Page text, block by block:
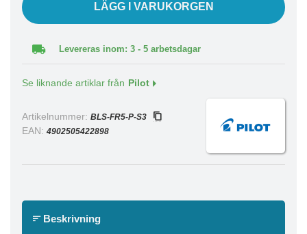
LÄGG I VARUKORGEN
Levereras inom: 3 - 5 arbetsdagar
Se liknande artiklar från Pilot
Artikelnummer: BLS-FR5-P-S3
EAN: 4902505422898
Beskrivning